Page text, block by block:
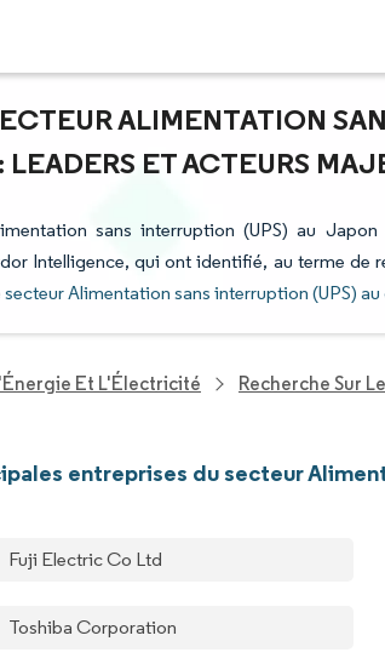
ALIMENTATION
ET ACTEURS
sans interruption (UPS) au
Intelligence, qui ont identifié, au terme de
secteur Alimentation sans interruption (UPS)
Et L'Électricité Recherche Sur
entreprises du secteur
Fuji Electric Co Ltd
Toshiba Corporation